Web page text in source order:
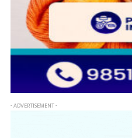
- ADVERTISEMENT -